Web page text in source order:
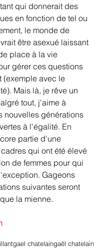
qui donnerait des
en fonction de tel ou
le monde de
être asexué laissant
place à la vie
gérer ces questions
(exemple avec le
Mais là, je rêve un
tout, j'aime à
nouvelles générations
à l'égalité. En
partie d'une
qui ont été élevé
de femmes pour qui
Gageons
suivantes seront
la mienne.
gael chatelaingaël chatelain